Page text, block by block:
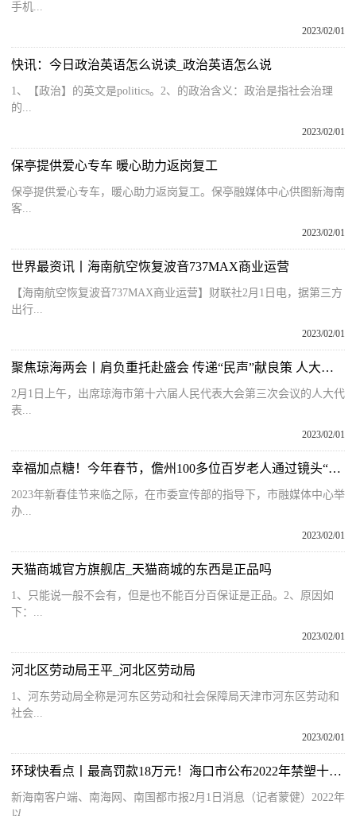
手机...
2023/02/01
快讯：今日政治英语怎么说读_政治英语怎么说
1、【政治】的英文是politics。2、的政治含义：政治是指社会治理
的...
2023/02/01
保亭提供爱心专车 暖心助力返岗复工
保亭提供爱心专车，暖心助力返岗复工。保亭融媒体中心供图新海南
客...
2023/02/01
世界最资讯丨海南航空恢复波音737MAX商业运营
【海南航空恢复波音737MAX商业运营】财联社2月1日电，据第三方
出行...
2023/02/01
聚焦琼海两会丨肩负重托赴盛会 传递“民声”献良策 人大代表陆续向大会报到
2月1日上午，出席琼海市第十六届人民代表大会第三次会议的人大代
表...
2023/02/01
幸福加点糖！今年春节，儋州100多位百岁老人通过镜头“晒”幸福笑颜
2023年新春佳节来临之际，在市委宣传部的指导下，市融媒体中心举
办...
2023/02/01
天猫商城官方旗舰店_天猫商城的东西是正品吗
1、只能说一般不会有，但是也不能百分百保证是正品。2、原因如
下：...
2023/02/01
河北区劳动局王平_河北区劳动局
1、河东劳动局全称是河东区劳动和社会保障局天津市河东区劳动和
社会...
2023/02/01
环球快看点丨最高罚款18万元！海口市公布2022年禁塑十大典型案件
新海南客户端、南海网、南国都市报2月1日消息（记者蒙健）2022年